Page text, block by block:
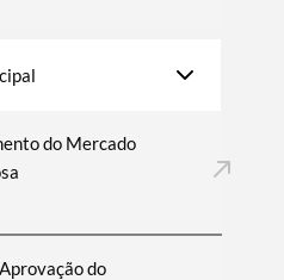
do Mercado
do